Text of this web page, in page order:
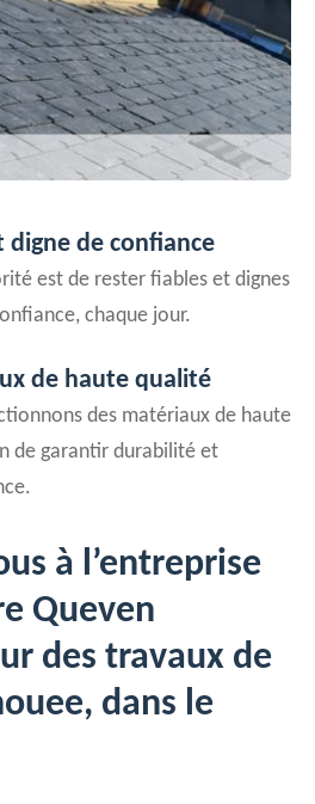
digne de confiance
est de rester fiables et dignes
chaque jour.
de haute qualité
des matériaux de haute
de garantir durabilité et
à l’entreprise
Queven
des travaux de
dans le